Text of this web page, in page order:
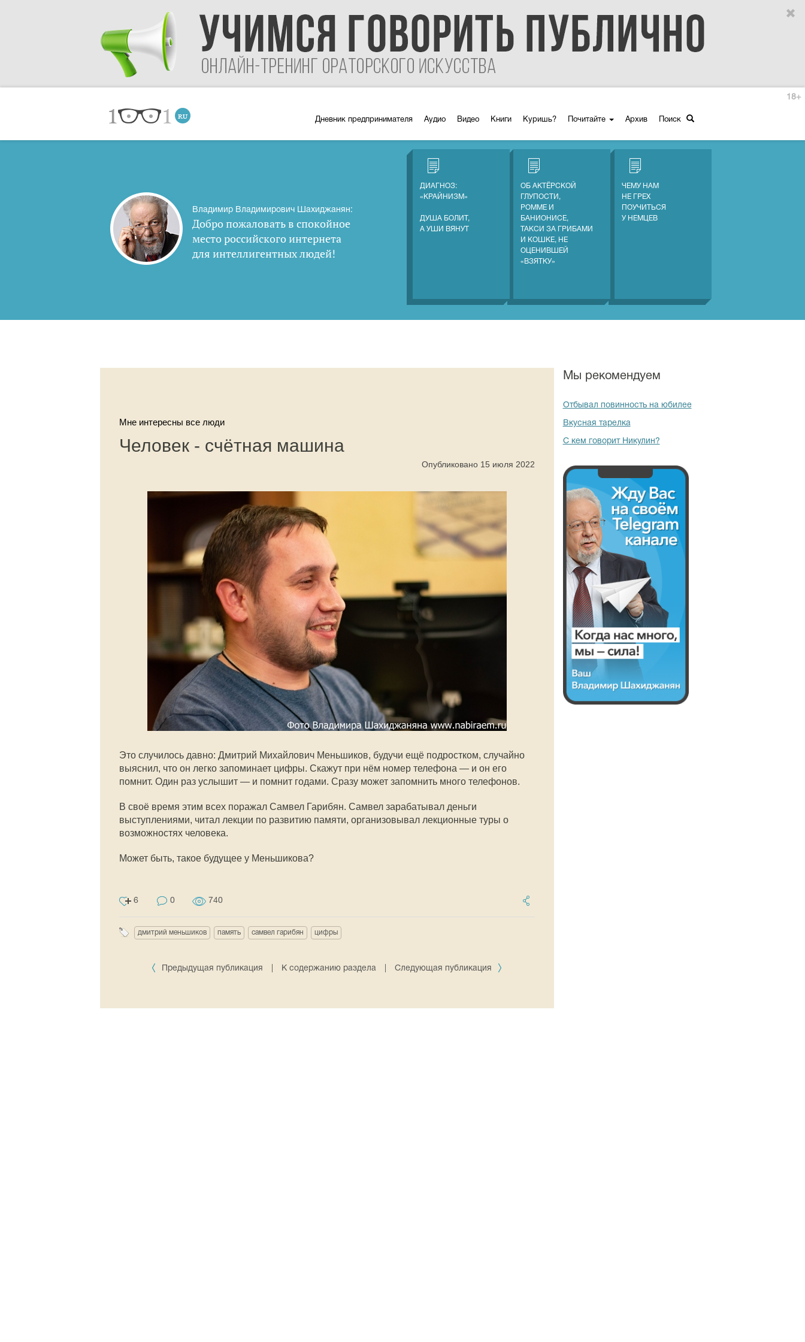
Дневник предпринимателя Аудио Видео Книги Куришь? Почитайте Архив Поиск
18+
Владимир Владимирович Шахиджанян:
Добро пожаловать в спокойное
место российского интернета
для интеллигентных людей!
ДИАГНОЗ:
«КРАЙНИЗМ»
ДУША БОЛИТ,
А УШИ ВЯНУТ
ОБ АКТЁРСКОЙ
ГЛУПОСТИ,
РОММЕ И
БАНИОНИСЕ,
ТАКСИ ЗА ГРИБАМИ
И КОШКЕ, НЕ
ОЦЕНИВШЕЙ
«ВЗЯТКУ»
ЧЕМУ НАМ
НЕ ГРЕХ
ПОУЧИТЬСЯ
У НЕМЦЕВ
Мне интересны все люди
Человек - счётная машина
Опубликовано 15 июля 2022
Это случилось давно: Дмитрий Михайлович Меньшиков, будучи ещё подростком, случайно
выяснил, что он легко запоминает цифры. Скажут при нём номер телефона — и он его
помнит. Один раз услышит — и помнит годами. Сразу может запомнить много телефонов.
В своё время этим всех поражал Самвел Гарибян. Самвел зарабатывал деньги
выступлениями, читал лекции по развитию памяти, организовывал лекционные туры о
возможностях человека.
Может быть, такое будущее у Меньшикова?
6 0 740
дмитрий меньшиков память самвел гарибян цифры
Предыдущая публикация К содержанию раздела Следующая публикация
Мы рекомендуем
Отбывал повинность на юбилее
Вкусная тарелка
С кем говорит Никулин?